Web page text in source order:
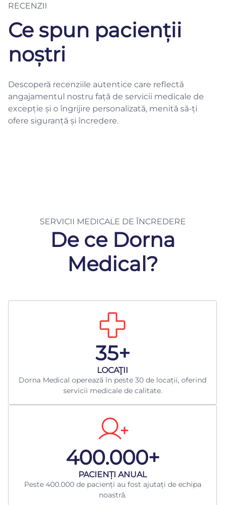
RECENZII
Ce spun pacienții
noștri
Descoperă recenziile autentice care reflectă
angajamentul nostru față de servicii medicale de
excepție și o îngrijire personalizată, menită să-ți
ofere siguranță și încredere.
SERVICII MEDICALE DE ÎNCREDERE
De ce Dorna
Medical?
35+
LOCAŢII
Dorna Medical operează în peste 30 de locații, oferind
servicii medicale de calitate.
400.000+
​PACIENȚI ANUAL
Peste 400.000 de pacienți au fost ajutați de echipa
noastră.